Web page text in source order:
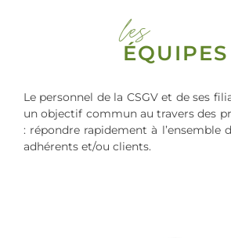
les
ÉQUIPES
Le personnel de la CSGV et de ses
un objectif commun au travers des
: répondre rapidement à l’ensemble
adhérents et/ou clients.